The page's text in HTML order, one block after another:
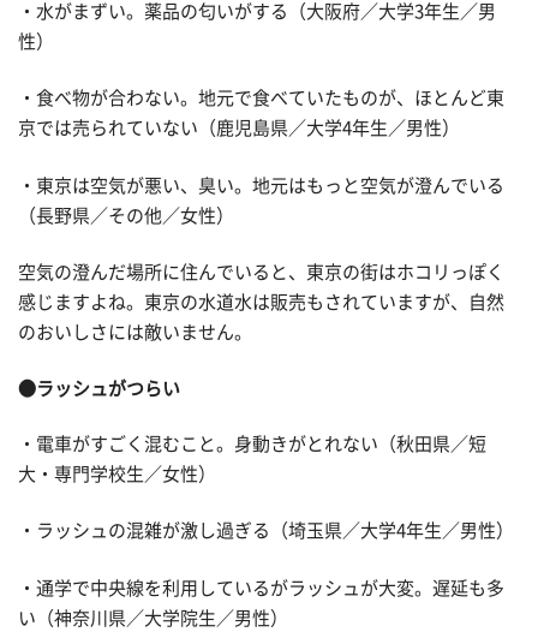
・水がまずい。薬品の匂いがする（大阪府／大学3年生／男
性）
・食べ物が合わない。地元で食べていたものが、ほとんど東
京では売られていない（鹿児島県／大学4年生／男性）
・東京は空気が悪い、臭い。地元はもっと空気が澄んでいる
（長野県／その他／女性）
空気の澄んだ場所に住んでいると、東京の街はホコリっぽく
感じますよね。東京の水道水は販売もされていますが、自然
のおいしさには敵いません。
●ラッシュがつらい
・電車がすごく混むこと。身動きがとれない（秋田県／短
大・専門学校生／女性）
・ラッシュの混雑が激し過ぎる（埼玉県／大学4年生／男性）
・通学で中央線を利用しているがラッシュが大変。遅延も多
い（神奈川県／大学院生／男性）